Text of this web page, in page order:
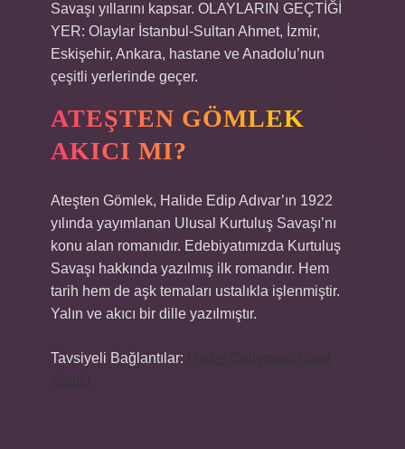
Savaşı yıllarını kapsar. OLAYLARIN GEÇTİĞİ
YER: Olaylar İstanbul-Sultan Ahmet, İzmir,
Eskişehir, Ankara, hastane ve Anadolu’nun
çeşitli yerlerinde geçer.
ATEŞTEN GÖMLEK
AKICI MI?
Ateşten Gömlek, Halide Edip Adıvar’ın 1922
yılında yayımlanan Ulusal Kurtuluş Savaşı’nı
konu alan romanıdır. Edebiyatımızda Kurtuluş
Savaşı hakkında yazılmış ilk romandır. Hem
tarih hem de aşk temaları ustalıkla işlenmiştir.
Yalın ve akıcı bir dille yazılmıştır.
Tavsiyeli Bağlantılar: